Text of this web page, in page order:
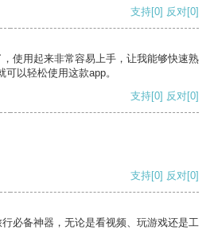
支持[0] 反对[0]
使用起来非常容易上手，让我能够快速熟
以轻松使用这款app。
支持[0] 反对[0]
支持[0] 反对[0]
必备神器，无论是看视频、玩游戏还是工